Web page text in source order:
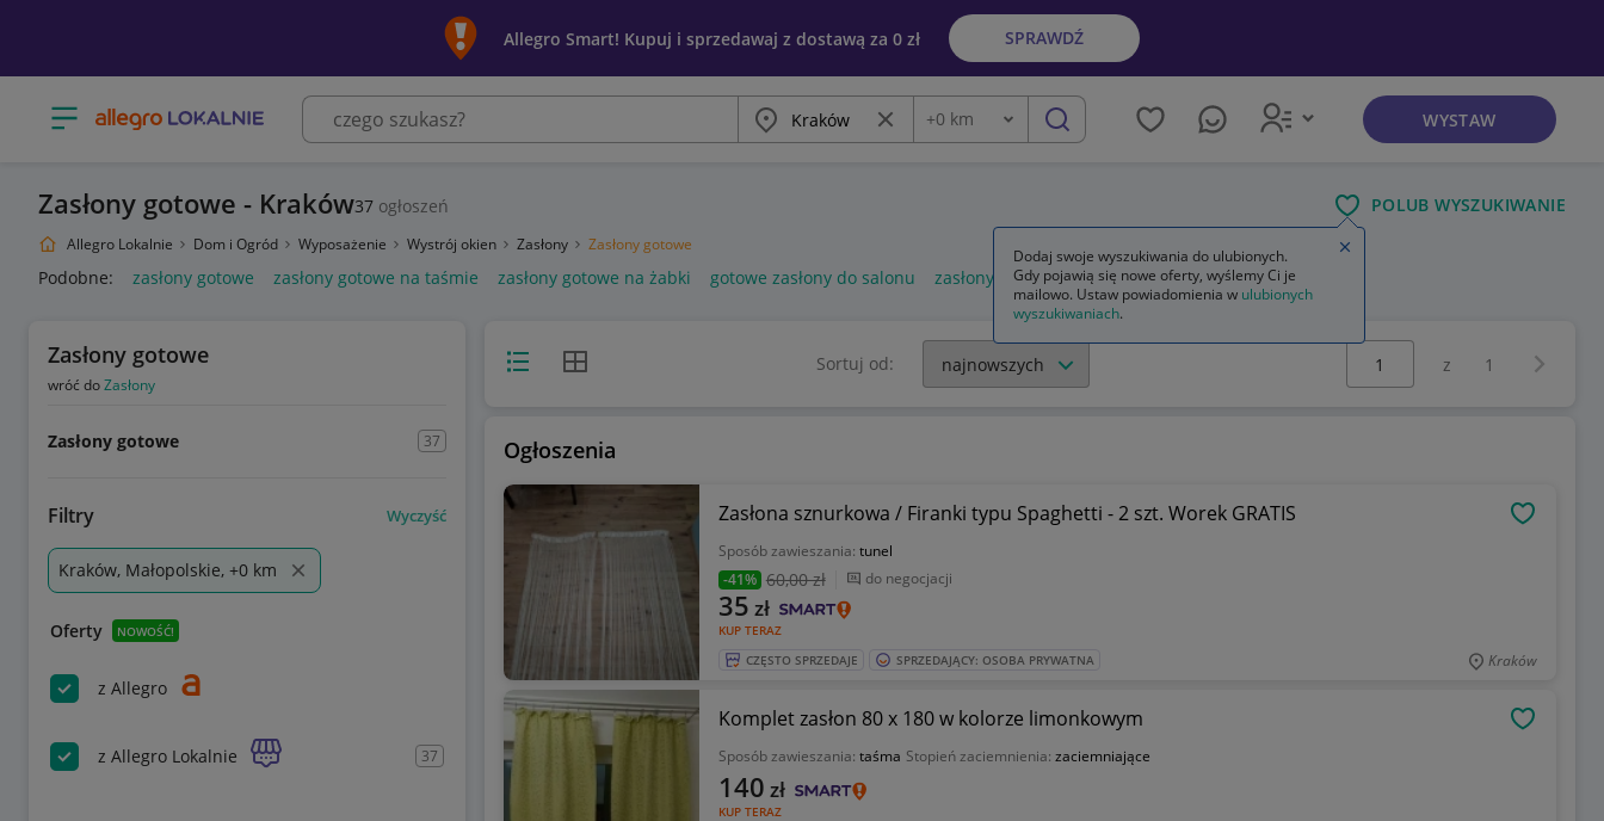
Allegro Smart! Kupuj i sprzedawaj z dostawą za 0 zł SPRAWDŹ
Otwórz menu z kategoriami Miasto Wyczyść frazę
Odległość
+0 km szukaj WYSTAW
Zasłony gotowe - Kraków37 ogłoszeń POLUB WYSZUKIWANIE
Allegro Lokalnie Dom i Ogród Wyposażenie Wystrój okien Zasłony Zasłony gotowe
Podobne: zasłony gotowe zasłony gotowe na taśmie zasłony gotowe na żabki gotowe zasłony do salonu zasłony gotowe w kwiaty
Zasłony gotowe
wróć doZasłony
Zasłony gotowe 37
Filtry Wyczyść
Kraków, Małopolskie, +0 km
Oferty NOWOŚĆ!
z Allegro
z Allegro Lokalnie 37
Widok listyWidok siatki Sortuj od:
Wybierz stronę:
z 1
Ogłoszenia
Zasłona sznurkowa / Firanki typu Spaghetti - 2 szt. Worek GRATIS
Sposób zawieszania: tunel
-41% 60,00 zł do negocjacji
KUP TERAZ
35 zł
CZĘSTO SPRZEDAJE SPRZEDAJĄCY: OSOBA PRYWATNA Kraków
Komplet zasłon 80 x 180 w kolorze limonkowym
Sposób zawieszania: taśma Stopień zaciemnienia: zaciemniające
KUP TERAZ
140 zł
Dodaj swoje wyszukiwania do ulubionych.
Gdy pojawią się nowe oferty, wyślemy Ci je
mailowo. Ustaw powiadomienia w ulubionych
wyszukiwaniach.
Zamknij wskazówkę